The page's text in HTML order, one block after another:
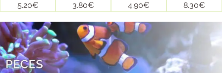
5.20€ 3.80€ 4.90€ 8.30€